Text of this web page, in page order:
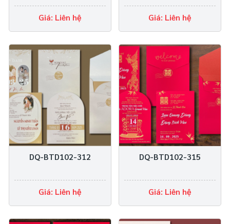
Giá: Liên hệ Giá: Liên hệ
DQ-BTD102-312
Giá: Liên hệ
DQ-BTD102-315
Giá: Liên hệ